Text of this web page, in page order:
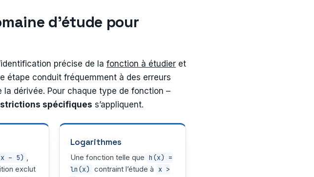
d’étude pour
précise de la fonction à étudier et
étape conduit fréquemment à des erreurs
la dérivée. Pour chaque type de fonction –
spécifiques s’appliquent.
– 5) ,
exclut
Logarithmes
Une fonction telle que h(x) =
ln(x)
contraint l’étude à
x >